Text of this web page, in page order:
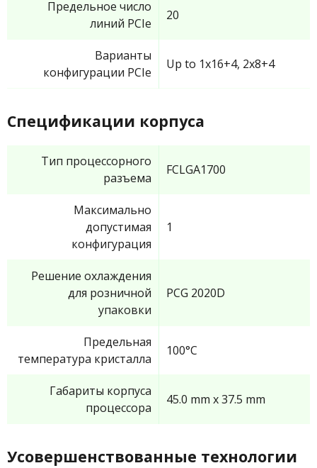
Предельное число
линий PCIe
20
Варианты
конфигурации PCIe
Up to 1x16+4, 2x8+4
Спецификации корпуса
Тип процессорного
разъема
FCLGA1700
Максимально
допустимая
конфигурация
1
Решение охлаждения
для розничной
упаковки
PCG 2020D
Предельная
температура кристалла
100°C
Габариты корпуса
процессора
45.0 mm x 37.5 mm
Усовершенствованные технологии